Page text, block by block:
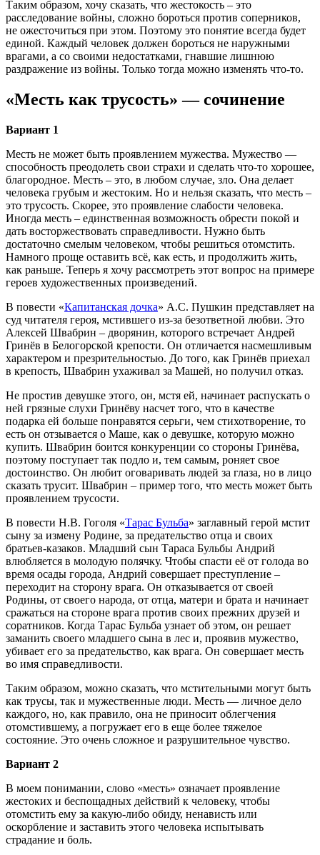
Таким образом, хочу сказать, что жестокость – это
расследование войны, сложно бороться против соперников,
не ожесточиться при этом. Поэтому это понятие всегда будет
единой. Каждый человек должен бороться не наружными
врагами, а со своими недостатками, гнавшие лишнюю
раздражение из войны. Только тогда можно изменять что-то.
«Месть как трусость» — сочинение
Вариант 1
Месть не может быть проявлением мужества. Мужество —
способность преодолеть свои страхи и сделать что-то хорошее,
благородное. Месть – это, в любом случае, зло. Она делает
человека грубым и жестоким. Но и нельзя сказать, что месть –
это трусость. Скорее, это проявление слабости человека.
Иногда месть – единственная возможность обрести покой и
дать восторжествовать справедливости. Нужно быть
достаточно смелым человеком, чтобы решиться отомстить.
Намного проще оставить всё, как есть, и продолжить жить,
как раньше. Теперь я хочу рассмотреть этот вопрос на примере
героев художественных произведений.
В повести «Капитанская дочка» А.С. Пушкин представляет на
суд читателя героя, мстившего из-за безответной любви. Это
Алексей Швабрин – дворянин, которого встречает Андрей
Гринёв в Белогорской крепости. Он отличается насмешливым
характером и презрительностью. До того, как Гринёв приехал
в крепость, Швабрин ухаживал за Машей, но получил отказ.
Не простив девушке этого, он, мстя ей, начинает распускать о
ней грязные слухи Гринёву насчет того, что в качестве
подарка ей больше понравятся серьги, чем стихотворение, то
есть он отзывается о Маше, как о девушке, которую можно
купить. Швабрин боится конкуренции со стороны Гринёва,
поэтому поступает так подло и, тем самым, роняет свое
достоинство. Он любит оговаривать людей за глаза, но в лицо
сказать трусит. Швабрин – пример того, что месть может быть
проявлением трусости.
В повести Н.В. Гоголя «Тарас Бульба» заглавный герой мстит
сыну за измену Родине, за предательство отца и своих
братьев-казаков. Младший сын Тараса Бульбы Андрий
влюбляется в молодую полячку. Чтобы спасти её от голода во
время осады города, Андрий совершает преступление –
переходит на сторону врага. Он отказывается от своей
Родины, от своего народа, от отца, матери и брата и начинает
сражаться на стороне врага против своих прежних друзей и
соратников. Когда Тарас Бульба узнает об этом, он решает
заманить своего младшего сына в лес и, проявив мужество,
убивает его за предательство, как врага. Он совершает месть
во имя справедливости.
Таким образом, можно сказать, что мстительными могут быть
как трусы, так и мужественные люди. Месть — личное дело
каждого, но, как правило, она не приносит облегчения
отомстившему, а погружает его в еще более тяжелое
состояние. Это очень сложное и разрушительное чувство.
Вариант 2
В моем понимании, слово «месть» означает проявление
жестоких и беспощадных действий к человеку, чтобы
отомстить ему за какую-либо обиду, ненависть или
оскорбление и заставить этого человека испытывать
страдание и боль.